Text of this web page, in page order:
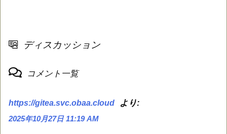
ディスカッション
コメント一覧
https://gitea.svc.obaa.cloud より:
2025年10月27日 11:19 AM